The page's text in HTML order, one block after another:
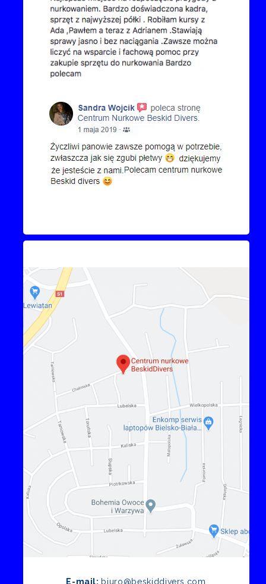
E-mail: biuro@beskiddivers.com